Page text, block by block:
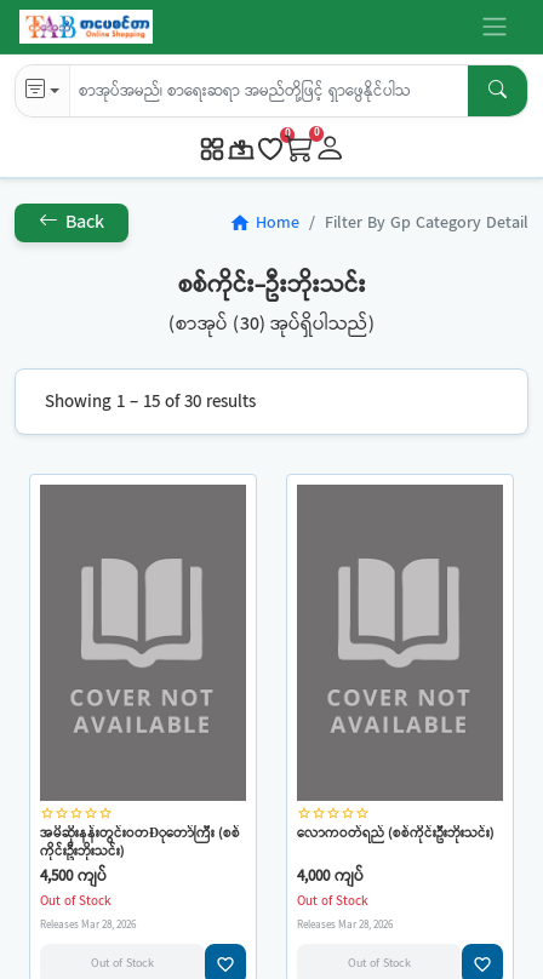
0 0
Back home Home Filter By Gp Category Detail
စစ်ကိုင်း-ဦးဘိုးသင်း
(စာအုပ် (30) အုပ်ရှိပါသည်)
Showing 1 – 15 of 30 results
star_borderstar_borderstar_borderstar_borderstar_border
အမိဆိုးနန်းတွင်းဝတÐုတော်ကြီး (စစ်
ကိုင်းဦးဘိုးသင်း)
4,500 ကျပ်
Out of Stock
Releases Mar 28, 2026
Out of Stock favorite_border
star_borderstar_borderstar_borderstar_borderstar_border
လောကဝတ်ရည် (စစ်ကိုင်းဦးဘိုးသင်း)
4,000 ကျပ်
Out of Stock
Releases Mar 28, 2026
Out of Stock favorite_border